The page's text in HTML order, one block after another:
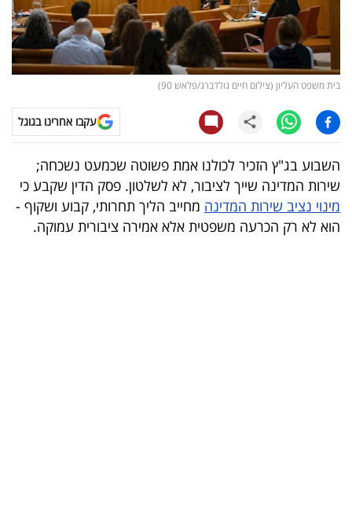
עסקית
קריפטו
ויראלי
טלוויזיה
עסקי
ספורט
קריירה
בית משפט העליון (צילום חיים גולדברג/פלאש 90)
עקבו אחרינו בגוגל
השבוע בג"ץ הזכיר לכולנו אמת פשוטה שכמעט נשכחה;
שירות המדינה שייך לציבור, לא לשלטון. פסק הדין שקבע כי
מינוי נציב שירות המדינה מחייב הליך תחרותי, קבוע ושקוף -
הוא לא רק הכרעה משפטית אלא אמירה ציבורית עמוקה.